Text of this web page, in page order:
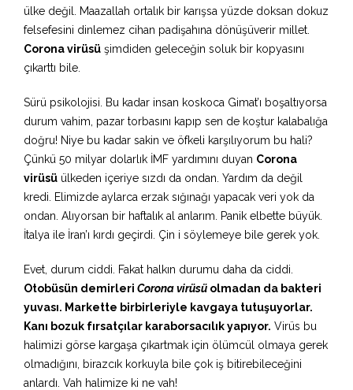
ülke değil. Maazallah ortalık bir karışsa yüzde doksan dokuz
felsefesini dinlemez cihan padişahına dönüşüverir millet.
Corona virüsü şimdiden geleceğin soluk bir kopyasını
çıkarttı bile.
Sürü psikolojisi. Bu kadar insan koskoca Gimat’ı boşaltıyorsa
durum vahim, pazar torbasını kapıp sen de koştur kalabalığa
doğru! Niye bu kadar sakin ve öfkeli karşılıyorum bu hali?
Çünkü 50 milyar dolarlık İMF yardımını duyan Corona
virüsü ülkeden içeriye sızdı da ondan. Yardım da değil
kredi. Elimizde aylarca erzak sığınağı yapacak veri yok da
ondan. Alıyorsan bir haftalık al anlarım. Panik elbette büyük.
İtalya ile İran’ı kırdı geçirdi. Çin i söylemeye bile gerek yok.
Evet, durum ciddi. Fakat halkın durumu daha da ciddi.
Otobüsün demirleri Corona virüsü olmadan da bakteri
yuvası. Markette birbirleriyle kavgaya tutuşuyorlar.
Kanı bozuk fırsatçılar karaborsacılık yapıyor. Virüs bu
halimizi görse kargaşa çıkartmak için ölümcül olmaya gerek
olmadığını, birazcık korkuyla bile çok iş bitirebileceğini
anlardı. Vah halimize ki ne vah!